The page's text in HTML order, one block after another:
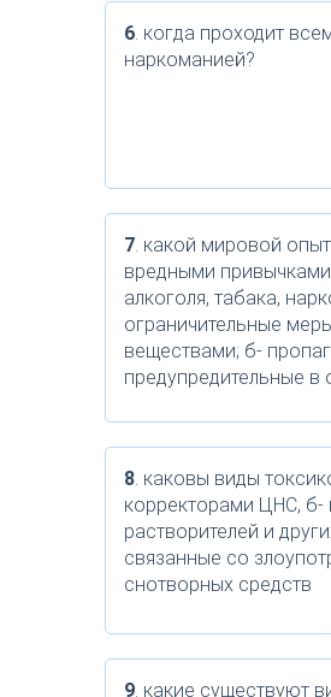
6. когда проходит
наркоманией?
7. какой мировой
вредными
алкоголя, табака,
ограничительные
веществами; б-
предупредительные
8. каковы виды
корректорами ЦНС, б-
растворителей и
связанные со
снотворных средств
9. какие существуют